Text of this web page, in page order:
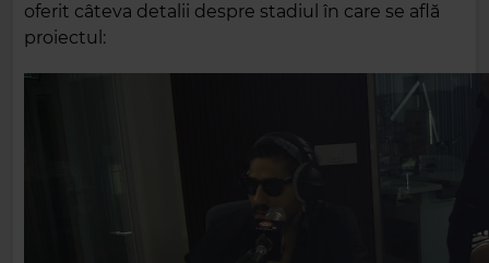
oferit câteva detalii despre stadiul în care se află
proiectul: